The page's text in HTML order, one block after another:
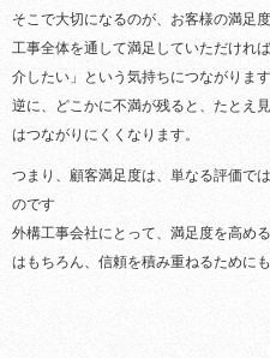
そこで大切になるのが、お客様の満足度
工事全体を通して満足していただけれ
介したい」という気持ちにつながります
逆に、どこかに不満が残ると、たとえ
はつながりにくくなります。
つまり、顧客満足度は、単なる評価で
のです
外構工事会社にとって、満足度を高め
はもちろん、信頼を積み重ねるために